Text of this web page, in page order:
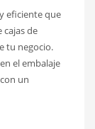
eficiente que
cajas de
tu negocio.
el embalaje
un